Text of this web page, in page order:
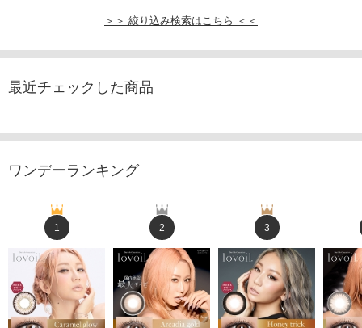
＞＞ 絞り込み検索はこちら ＜＜
最近チェックした商品
ワンデーランキング
1 2 3